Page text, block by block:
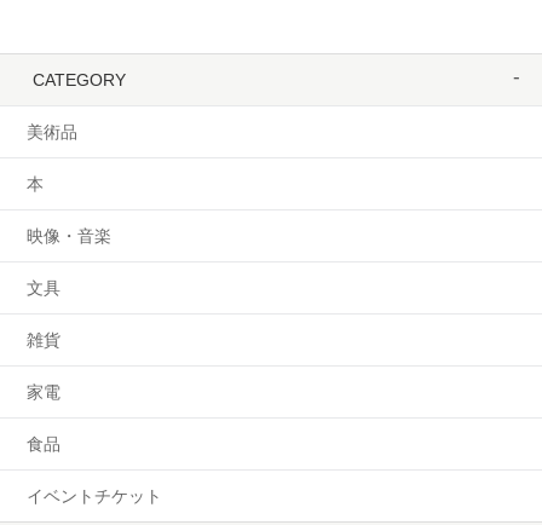
CATEGORY
美術品
本
映像・音楽
文具
雑貨
家電
食品
イベントチケット